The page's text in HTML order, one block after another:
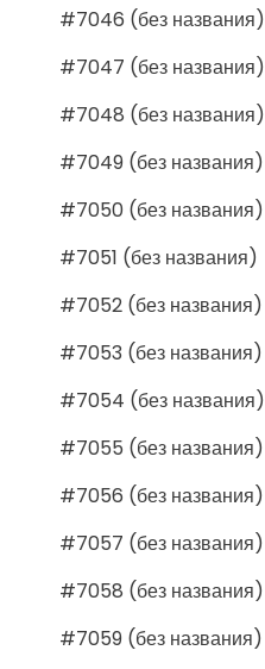
#7046 (без названия)
#7047 (без названия)
#7048 (без названия)
#7049 (без названия)
#7050 (без названия)
#7051 (без названия)
#7052 (без названия)
#7053 (без названия)
#7054 (без названия)
#7055 (без названия)
#7056 (без названия)
#7057 (без названия)
#7058 (без названия)
#7059 (без названия)